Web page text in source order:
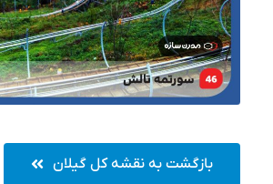
بازگشت به نقشه کل گیلان